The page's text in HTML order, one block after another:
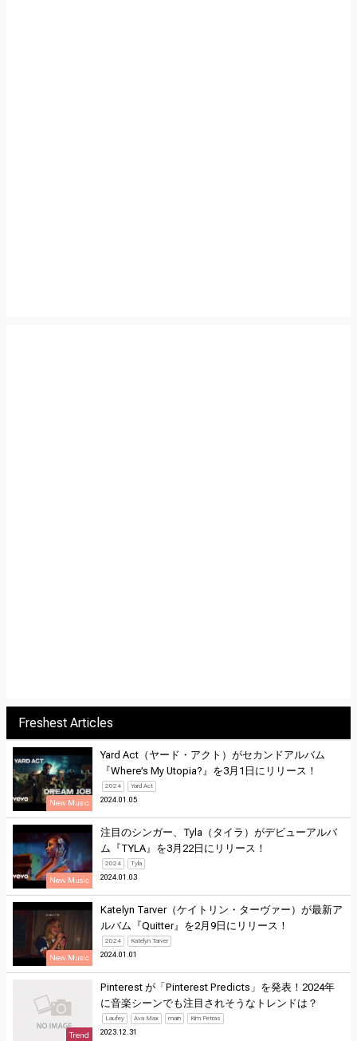
Freshest Articles
New Music
Yard Act（ヤード・アクト）がセカンドアルバム
『Where’s My Utopia?』を3月1日にリリース！
2024 Yard Act
2024.01.05
New Music
注目のシンガー、Tyla（タイラ）がデビューアルバ
ム『TYLA』を3月22日にリリース！
2024 Tyla
2024.01.03
New Music
Katelyn Tarver（ケイトリン・ターヴァー）が最新ア
ルバム『Quitter』を2月9日にリリース！
2024 Katelyn Tarver
2024.01.01
Trend
Pinterest が「Pinterest Predicts」を発表！2024年
に音楽シーンでも注目されそうなトレンドは？
Laufey Ava Max main Kim Petras
2023.12.31